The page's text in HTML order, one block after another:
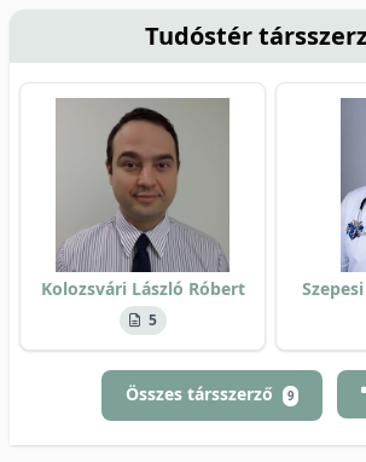
Tudóstér
Kolozsvári László Róbert
5
Összes társszerző 9